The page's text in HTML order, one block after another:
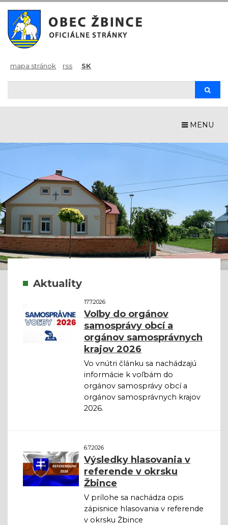
mapa stránok rss SK
MENU
Aktuality
17.7.2026
Voľby do orgánov
samosprávy obcí a
orgánov samosprávnych
krajov 2026
Vo vnútri článku sa nachádzajú
informácie k voľbám do
orgánov samosprávy obcí a
orgánov samosprávnych krajov
2026.
6.7.2026
Výsledky hlasovania v
referende v okrsku
Žbince
V prílohe sa nachádza opis
zápisnice hlasovania v referende
v okrsku Žbince